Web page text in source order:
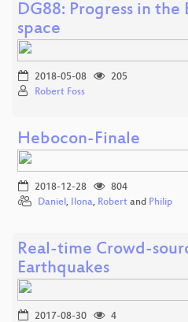
DG88: Progress in the
space
2018-05-08
205
Robert Foss
Hebocon-Finale
2018-12-28
804
Daniel, Ilona, Robert and Philip
Real-time Crowd-
Earthquakes
2017-08-30
4